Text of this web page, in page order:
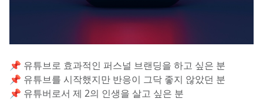
📌 유튜브로 효과적인 퍼스널 브랜딩을 하고 싶은 분
📌 유튜브를 시작했지만 반응이 그닥 좋지 않았던 분
📌 유튜버로서 제 2의 인생을 살고 싶은 분